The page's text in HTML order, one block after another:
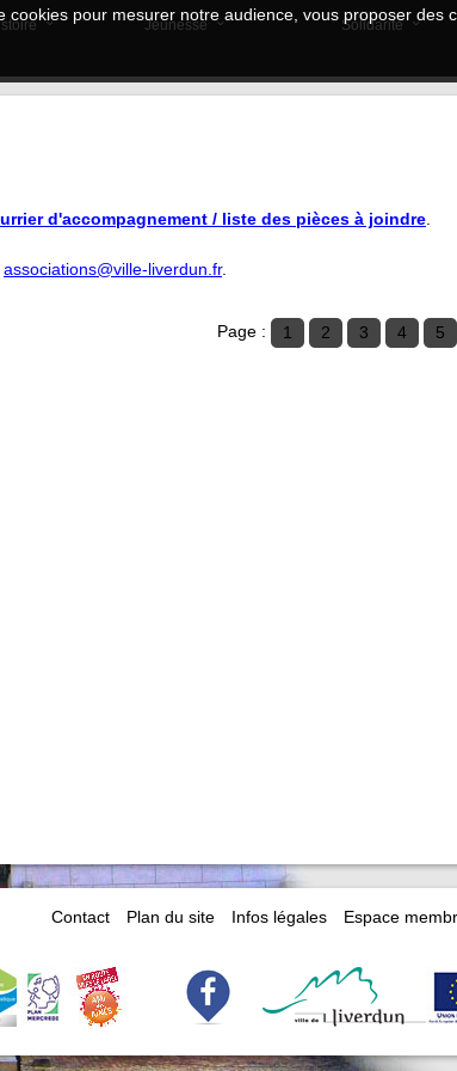
pour mesurer notre audience, vous proposer
Jeunesse Solidarité
d'accompagnement / liste des pièces à joindre.
associations@ville-liverdun.fr.
Page : 1 2 3 4 5
Contact Plan du site Infos légales
Espace